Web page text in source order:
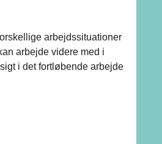
arbejdssituationer
arbejde videre med i
i det fortløbende arbejde